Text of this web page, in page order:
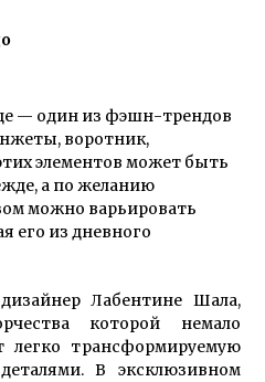
живущий в Чернобыльской
11-летний Саша с
трогательное видео
с Прикарпатья — врачи
три эмбриона из
Куклы из Богуслава
защищала Украину на
— один из фэшн-трендов
воротник,
элементов может быть
а по желанию
можно варьировать
его из дневного
Лабентине Шала,
которой немало
легко трансформируемую
В эксклюзивном